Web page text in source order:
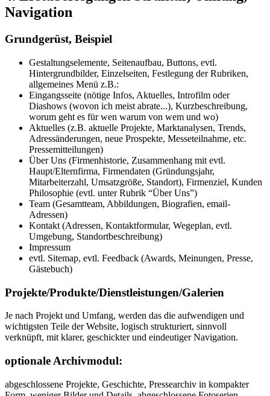
Navigation
Grundgerüst, Beispiel
Gestaltungselemente, Seitenaufbau, Buttons, evtl.
Hintergrundbilder, Einzelseiten, Festlegung der Rubriken,
allgemeines Menü z.B.:
Eingangsseite (nötige Infos, Aktuelles, Introfilm oder
Diashows (wovon ich meist abrate...), Kurzbeschreibung,
worum geht es für wen warum von wem und wo)
Aktuelles (z.B. aktuelle Projekte, Marktanalysen, Trends,
Adressänderungen, neue Prospekte, Messeteilnahme, etc.
Pressemitteilungen)
Über Uns (Firmenhistorie, Zusammenhang mit evtl.
Haupt/Elternfirma, Firmendaten (Gründungsjahr,
Mitarbeiterzahl, Umsatzgröße, Standort), Firmenziel, Kunden
Philosophie (evtl. unter Rubrik “Über Uns”)
Team (Gesamtteam, Abbildungen, Biografien, email-
Adressen)
Kontakt (Adressen, Kontaktformular, Wegeplan, evtl.
Umgebung, Standortbeschreibung)
Impressum
evtl. Sitemap, evtl. Feedback (Awards, Meinungen, Presse,
Gästebuch)
Projekte/Produkte/Dienstleistungen/Galerien
Je nach Projekt und Umfang, werden das die aufwendigen und
wichtigsten Teile der Website, logisch strukturiert, sinnvoll
verknüpft, mit klarer, geschickter und eindeutiger Navigation.
optionale Archivmodul:
abgeschlossene Projekte, Geschichte, Pressearchiv in kompakter